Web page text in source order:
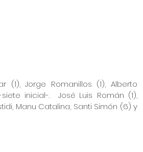
(1), Jorge Romanillos (1), Alberto
inicial-.  José Luis Román (1),
Manu Catalina, Santi Simón (6) y